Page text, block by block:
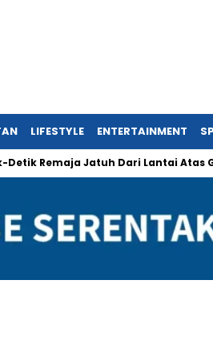
LIFESTYLE ENTERTAINMENT
Jatuh Dari Lantai Atas Gedung